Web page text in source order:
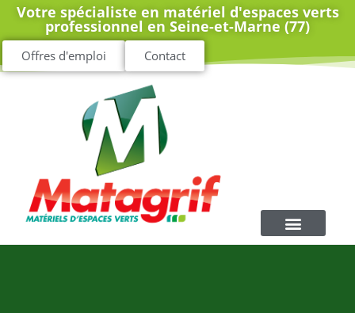
Votre spécialiste en matériel d'espaces verts
professionnel en Seine-et-Marne (77)
Offres d'emploi Contact